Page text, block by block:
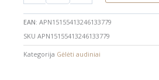
EAN: APN15155413246133779
SKU APN15155413246133779
Kategorija Gėlėti audiniai